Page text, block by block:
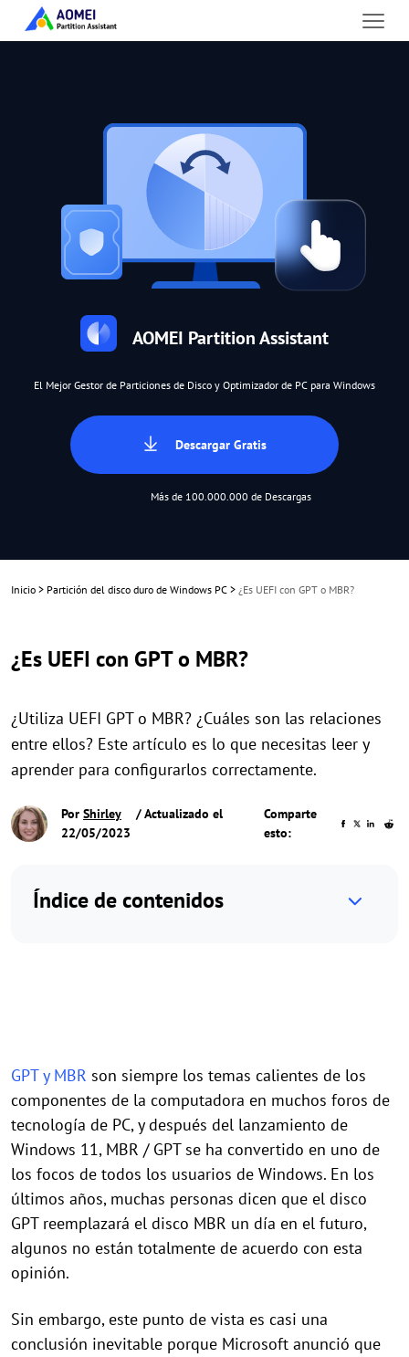
AOMEI Partition Assistant
El Mejor Gestor de Particiones de Disco y Optimizador de PC para Windows
Descargar Gratis
Más de 100.000.000 de Descargas
Inicio > Partición del disco duro de Windows PC > ¿Es UEFI con GPT o MBR?
¿Es UEFI con GPT o MBR?
¿Utiliza UEFI GPT o MBR? ¿Cuáles son las relaciones
entre ellos? Este artículo es lo que necesitas leer y
aprender para configurarlos correctamente.
Por Shirley
/ Actualizado el
22/05/2023
Comparte
esto:
Índice de contenidos
GPT y MBR son siempre los temas calientes de los
componentes de la computadora en muchos foros de
tecnología de PC, y después del lanzamiento de
Windows 11, MBR / GPT se ha convertido en uno de
los focos de todos los usuarios de Windows. En los
últimos años, muchas personas dicen que el disco
GPT reemplazará el disco MBR un día en el futuro,
algunos no están totalmente de acuerdo con esta
opinión.
Sin embargo, este punto de vista es casi una
conclusión inevitable porque Microsoft anunció que